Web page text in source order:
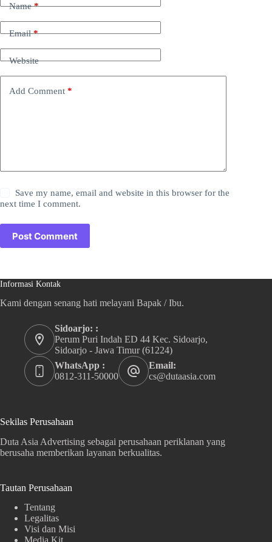
Name*
Email*
Website
Add Comment *
Save my name, email and website in this browser for the
next time I comment.
Post Comment
Informasi Kontak
Kami dengan senang hati melayani Bapak / Ibu.
Sidoarjo: :
Perum Puri Indah ED 44 Kec. Sidoarjo,
Sidoarjo - Jawa Timur (61224)
WhatsApp :
0812-311-50000
Email:
cs@dutaasia.com
Sekilas Perusahaan
Duta Asia Advertising sebagai perusahaan periklanan yang
berusaha memberikan layanan berkualitas.
Tautan Perusahaan
Tentang
Legalitas
Visi dan Misi